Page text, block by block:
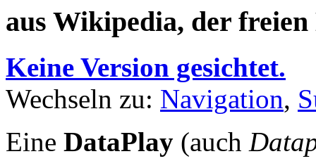
aus Wikipedia, der
Keine Version gesichtet.
Wechseln zu: Navigation,
Eine DataPlay (auch